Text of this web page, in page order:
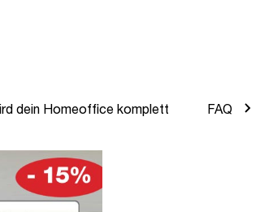
dein Homeoffice komplett FAQ